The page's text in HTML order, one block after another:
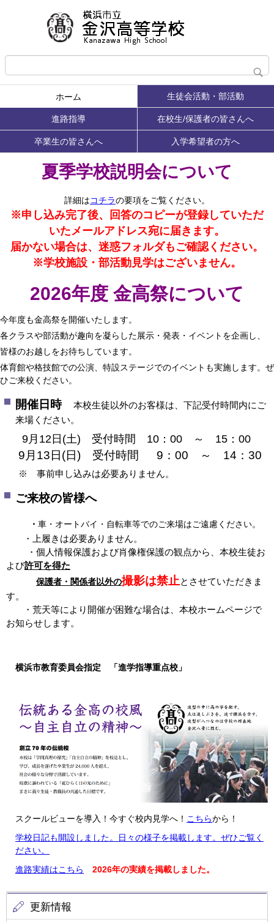
ホーム 生徒会活動・部活動
進路指導 在校生/保護者の皆さんへ
卒業生の皆さんへ 入学希望者の方へ
夏季学校説明会について
詳細はコチラの要項をご覧ください。
※申し込み完了後、回答のコピーが登録していただ
いたメールアドレス宛に届きます。
届かない場合は、迷惑フォルダもご確認ください。
※学校施設・部活動見学はございません。
2026年度 金高祭について
今年度も金高祭を開催いたします。
各クラスや部活動が趣向を凝らした展示・発表・イベントを企画し、
皆様のお越しをお待ちしています。
体育館や格技館での公演、特設ステージでのイベントも実施します。ぜ
ひご来校ください。
開催日時
本校生徒以外のお客様は、下記受付時間内にご
来場ください。
9月12日(土) 受付時間 10：00 ～ 15：00
9月13日(日) 受付時間 9：00 ～ 14：30
※ 事前申し込みは必要ありません。
ご来校の皆様へ
・ 車・オートバイ・自転車等でのご来場はご遠慮ください。
・上履きは必要ありません。
・個人情報保護および肖像権保護の観点から、本校生徒お
よび許可を得た
保護者・ 関係者以外の撮影は禁止とさせていただきま
す。
・荒天等により開催が困難な場合は、本校ホームページで
お知らせします。
横浜市教育委員会指定 「進学指導重点校」
スクールビューを導入！今すぐ校内見学へ！ こちらから！
学校日記も開設しました。日々の様子を掲載します。ぜひご覧く
ださい。
進路実績はこちら
2026年の実績を掲載しました。
更新情報